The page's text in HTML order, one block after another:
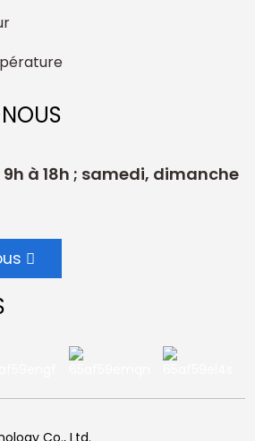
à 18h ; samedi, dimanche